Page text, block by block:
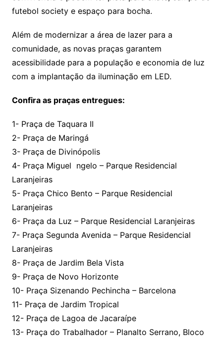
futebol society e espaço para bocha.
Além de modernizar a área de lazer para a
comunidade, as novas praças garantem
acessibilidade para a população e economia de luz
com a implantação da iluminação em LED.
Confira as praças entregues:
1- Praça de Taquara II
2- Praça de Maringá
3- Praça de Divinópolis
4- Praça Miguel ngelo – Parque Residencial
Laranjeiras
5- Praça Chico Bento – Parque Residencial
Laranjeiras
6- Praça da Luz – Parque Residencial Laranjeiras
7- Praça Segunda Avenida – Parque Residencial
Laranjeiras
8- Praça de Jardim Bela Vista
9- Praça de Novo Horizonte
10- Praça Sizenando Pechincha – Barcelona
11- Praça de Jardim Tropical
12- Praça de Lagoa de Jacaraípe
13- Praça do Trabalhador – Planalto Serrano, Bloco